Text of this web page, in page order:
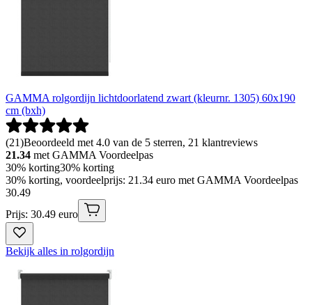
GAMMA rolgordijn lichtdoorlatend zwart (kleurnr. 1305) 60x190
cm (bxh)
(21)Beoordeeld met 4.0 van de 5 sterren, 21 klantreviews
21.34 met GAMMA Voordeelpas
30% korting30% korting
30% korting, voordeelprijs: 21.34 euro met GAMMA Voordeelpas
30.49
Prijs: 30.49 euro
Bekijk alles in rolgordijn